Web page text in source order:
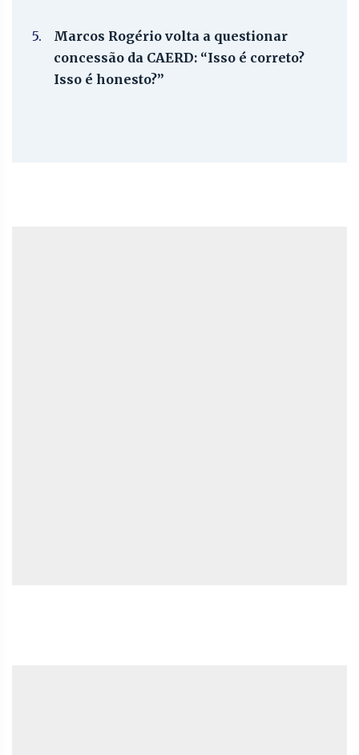
5.
Marcos Rogério volta a questionar
concessão da CAERD: “Isso é correto?
Isso é honesto?”